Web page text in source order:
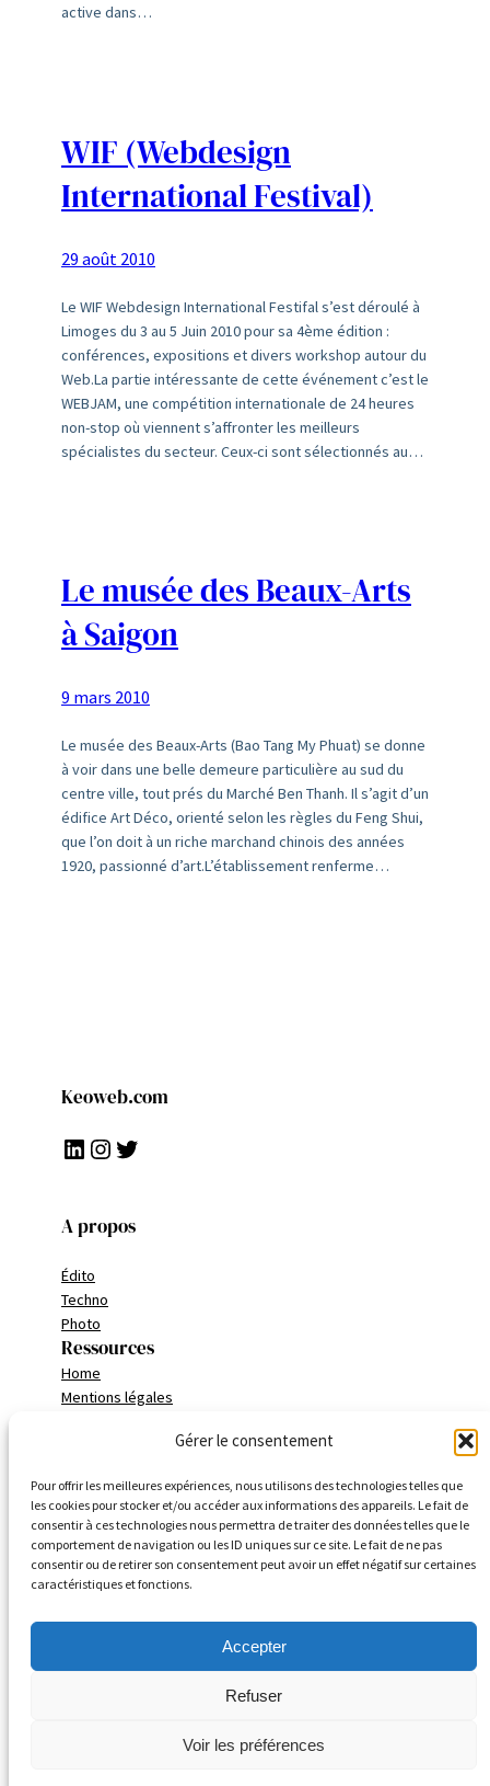
Gérer le consentement
Pour offrir les meilleures expériences, nous utilisons des technologies telles que
les cookies pour stocker et/ou accéder aux informations des appareils. Le fait de
consentir à ces technologies nous permettra de traiter des données telles que le
comportement de navigation ou les ID uniques sur ce site. Le fait de ne pas
consentir ou de retirer son consentement peut avoir un effet négatif sur certaines
caractéristiques et fonctions.
Accepter
Refuser
Voir les préférences
active dans…
WIF (Webdesign
International Festival)
29 août 2010
Le WIF Webdesign International Festifal s’est déroulé à
Limoges du 3 au 5 Juin 2010 pour sa 4ème édition :
conférences, expositions et divers workshop autour du
Web.La partie intéressante de cette événement c’est le
WEBJAM, une compétition internationale de 24 heures
non-stop où viennent s’affronter les meilleurs
spécialistes du secteur. Ceux-ci sont sélectionnés au…
Le musée des Beaux-Arts
à Saigon
9 mars 2010
Le musée des Beaux-Arts (Bao Tang My Phuat) se donne
à voir dans une belle demeure particulière au sud du
centre ville, tout prés du Marché Ben Thanh. Il s’agit d’un
édifice Art Déco, orienté selon les règles du Feng Shui,
que l’on doit à un riche marchand chinois des années
1920, passionné d’art.L’établissement renferme…
Keoweb.com
LinkedIn Instagram Twitter
A propos
Édito
Techno
Photo
Ressources
Home
Mentions légales
Conditions générales
Addresse
Marseille – FRANCE
Tablet.contact
AlloWeekend
Copyright©1999 -2026 | keoweb.com